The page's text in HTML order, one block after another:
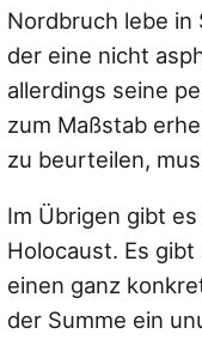
Nordbruch lebe in
der eine nicht
allerdings seine
zum Maßstab
zu beurteilen,
Im Übrigen gibt
Holocaust. Es
einen ganz
der Summe ein